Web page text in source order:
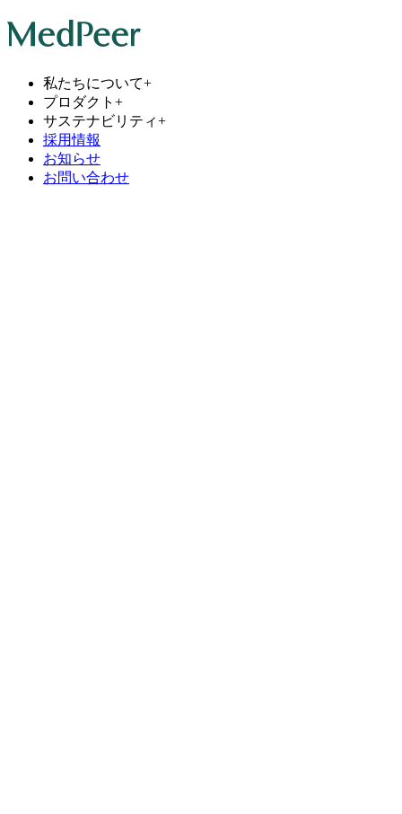
私たちについて+
プロダクト +
サステナビリティ+
採用情報
お知らせ
お問い合わせ